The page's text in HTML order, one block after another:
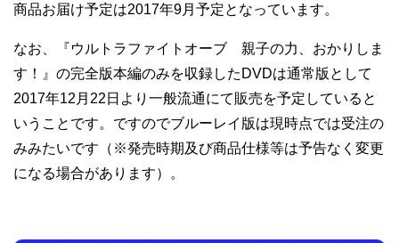
商品お届け予定は2017年9月予定となっています。
なお、『ウルトラファイトオーブ 親子の力、おかりしま
す！』の完全版本編のみを収録したDVDは通常版として
2017年12月22日より一般流通にて販売を予定していると
いうことです。ですのでブルーレイ版は現時点では受注の
みみたいです（※発売時期及び商品仕様等は予告なく変更
になる場合があります）。